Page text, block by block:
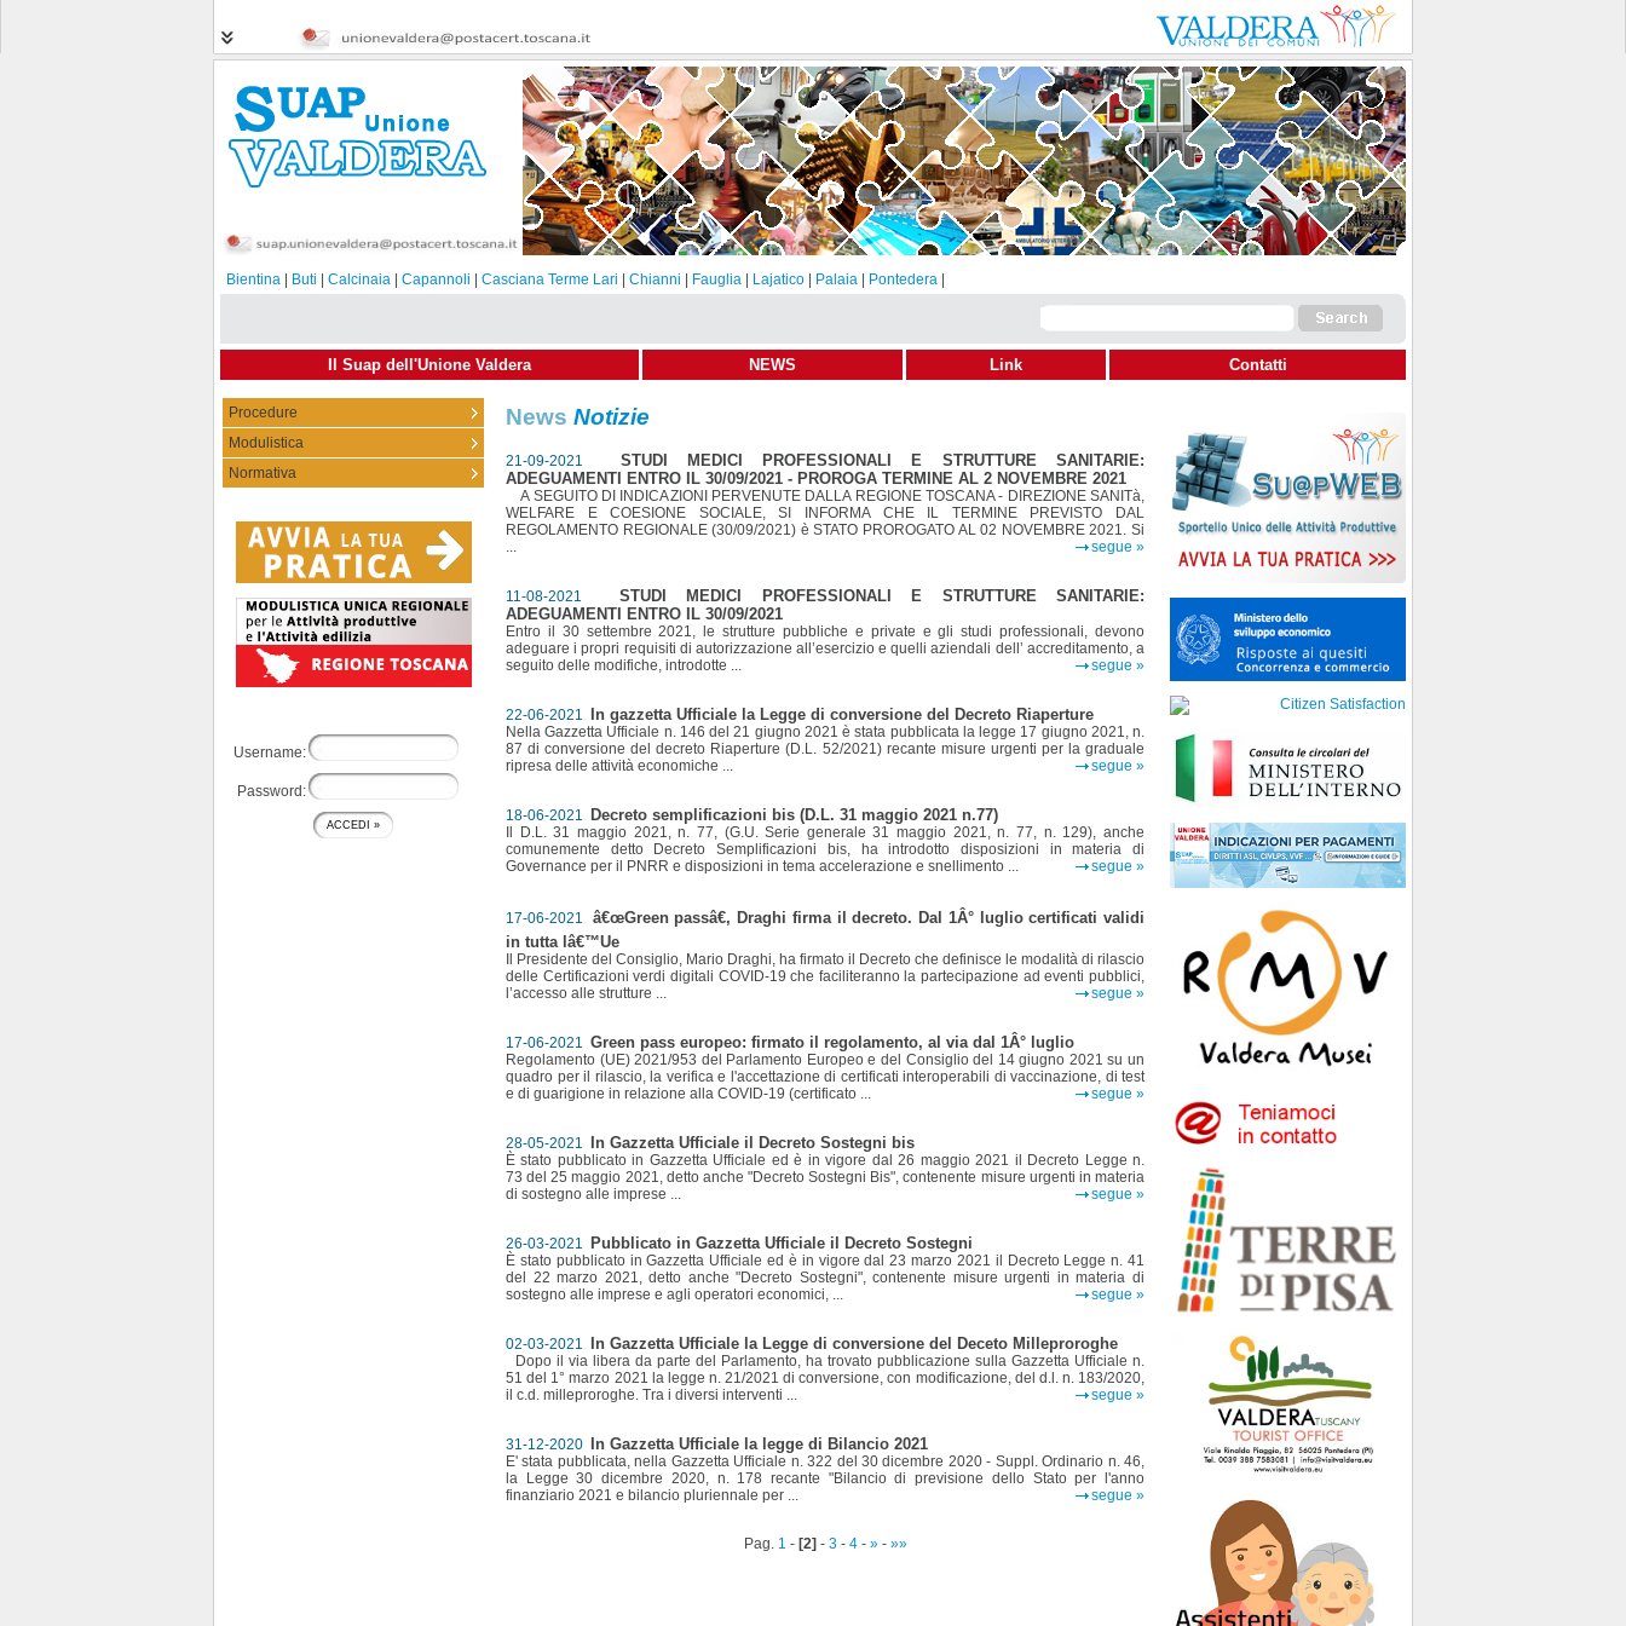
Bientina Buti Calcinaia Capannoli Casciana Terme Lari Chianni Fauglia Lajatico Palaia Pontedera
Il Suap dell'Unione Valdera NEWS Link Contatti
Procedure
Modulistica
Normativa
Username:
Password:
News Notizie
21-09-2021
STUDI MEDICI PROFESSIONALI E STRUTTURE SANITARIE:
ADEGUAMENTI ENTRO IL 30/09/2021 - PROROGA TERMINE AL 2 NOVEMBRE 2021
A SEGUITO DI INDICAZIONI PERVENUTE DALLA REGIONE TOSCANA - DIREZIONE SANITà,
WELFARE E COESIONE SOCIALE, SI INFORMA CHE IL TERMINE PREVISTO DAL
REGOLAMENTO REGIONALE (30/09/2021) è STATO PROROGATO AL 02 NOVEMBRE 2021. Si
...
segue »
11-08-2021
STUDI MEDICI PROFESSIONALI E STRUTTURE SANITARIE:
ADEGUAMENTI ENTRO IL 30/09/2021
Entro il 30 settembre 2021, le strutture pubbliche e private e gli studi professionali, devono
adeguare i propri requisiti di autorizzazione all’esercizio e quelli aziendali dell’ accreditamento, a
seguito delle modifiche, introdotte ...
segue »
22-06-2021 In gazzetta Ufficiale la Legge di conversione del Decreto Riaperture
Nella Gazzetta Ufficiale n. 146 del 21 giugno 2021 è stata pubblicata la legge 17 giugno 2021, n.
87 di conversione del decreto Riaperture (D.L. 52/2021) recante misure urgenti per la graduale
ripresa delle attività economiche ...
segue »
18-06-2021 Decreto semplificazioni bis (D.L. 31 maggio 2021 n.77)
Il D.L. 31 maggio 2021, n. 77, (G.U. Serie generale 31 maggio 2021, n. 77, n. 129), anche
comunemente detto Decreto Semplificazioni bis, ha introdotto disposizioni in materia di
Governance per il PNRR e disposizioni in tema accelerazione e snellimento ...
segue »
17-06-2021
â€œGreen passâ€, Draghi firma il decreto. Dal 1Â° luglio certificati validi
in tutta lâ€™Ue
Il Presidente del Consiglio, Mario Draghi, ha firmato il Decreto che definisce le modalità di rilascio
delle Certificazioni verdi digitali COVID-19 che faciliteranno la partecipazione ad eventi pubblici,
l’accesso alle strutture ...
segue »
17-06-2021 Green pass europeo: firmato il regolamento, al via dal 1Â° luglio
Regolamento (UE) 2021/953 del Parlamento Europeo e del Consiglio del 14 giugno 2021 su un
quadro per il rilascio, la verifica e l'accettazione di certificati interoperabili di vaccinazione, di test
e di guarigione in relazione alla COVID-19 (certificato ...
segue »
28-05-2021 In Gazzetta Ufficiale il Decreto Sostegni bis
È stato pubblicato in Gazzetta Ufficiale ed è in vigore dal 26 maggio 2021 il Decreto Legge n.
73 del 25 maggio 2021, detto anche "Decreto Sostegni Bis", contenente misure urgenti in materia
di sostegno alle imprese ...
segue »
26-03-2021 Pubblicato in Gazzetta Ufficiale il Decreto Sostegni
È stato pubblicato in Gazzetta Ufficiale ed è in vigore dal 23 marzo 2021 il Decreto Legge n. 41
del 22 marzo 2021, detto anche "Decreto Sostegni", contenente misure urgenti in materia di
sostegno alle imprese e agli operatori economici, ...
segue »
02-03-2021 In Gazzetta Ufficiale la Legge di conversione del Deceto Milleproroghe
Dopo il via libera da parte del Parlamento, ha trovato pubblicazione sulla Gazzetta Ufficiale n.
51 del 1° marzo 2021 la legge n. 21/2021 di conversione, con modificazione, del d.l. n. 183/2020,
il c.d. milleproroghe. Tra i diversi interventi ...
segue »
31-12-2020 In Gazzetta Ufficiale la legge di Bilancio 2021
E' stata pubblicata, nella Gazzetta Ufficiale n. 322 del 30 dicembre 2020 - Suppl. Ordinario n. 46,
la Legge 30 dicembre 2020, n. 178 recante "Bilancio di previsione dello Stato per l'anno
finanziario 2021 e bilancio pluriennale per ...
segue »
Pag. 1 - [2] - 3- 4- »- »»